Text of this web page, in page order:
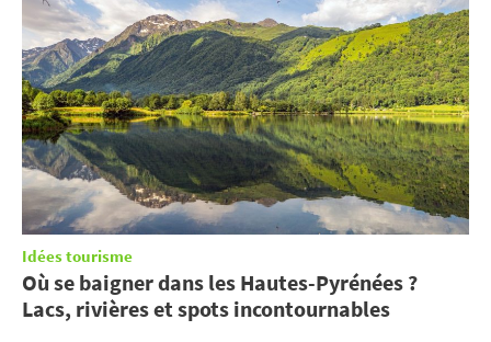
Idées tourisme
Où se baigner dans les Hautes-Pyrénées ?
Lacs, rivières et spots incontournables